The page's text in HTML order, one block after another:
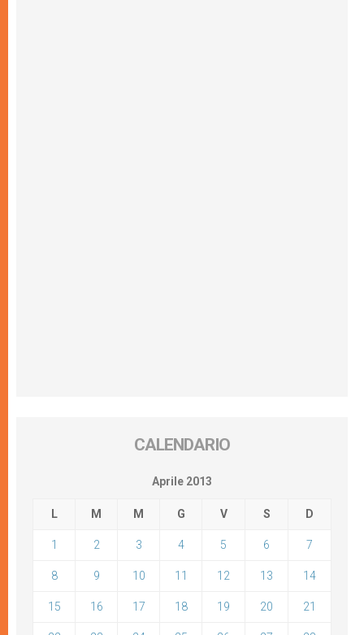
CALENDARIO
Aprile 2013
L M M G V S D
1 2 3 4 5 6 7
8 9 10 11 12 13 14
15 16 17 18 19 20 21